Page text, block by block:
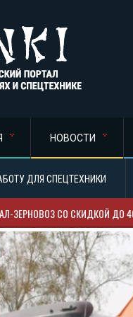
НОВОСТИ
ДЛЯ СПЕЦТЕХНИКИ
ЗЕРНОВОЗ СО СКИДКОЙ ДО